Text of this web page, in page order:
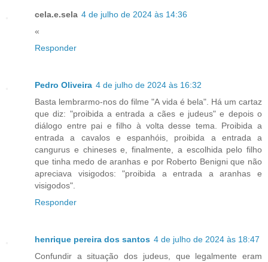
cela.e.sela 4 de julho de 2024 às 14:36
«
Responder
Pedro Oliveira 4 de julho de 2024 às 16:32
Basta lembrarmo-nos do filme "A vida é bela". Há um cartaz
que diz: "proibida a entrada a cães e judeus" e depois o
diálogo entre pai e filho à volta desse tema. Proibida a
entrada a cavalos e espanhóis, proibida a entrada a
cangurus e chineses e, finalmente, a escolhida pelo filho
que tinha medo de aranhas e por Roberto Benigni que não
apreciava visigodos: "proibida a entrada a aranhas e
visigodos".
Responder
henrique pereira dos santos 4 de julho de 2024 às 18:47
Confundir a situação dos judeus, que legalmente eram